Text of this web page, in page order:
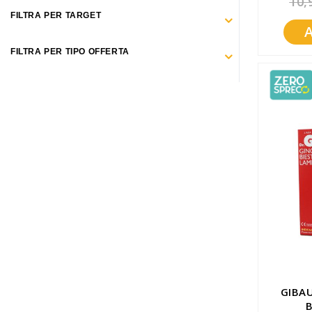
FILTRA PER TARGET
FILTRA PER TIPO OFFERTA